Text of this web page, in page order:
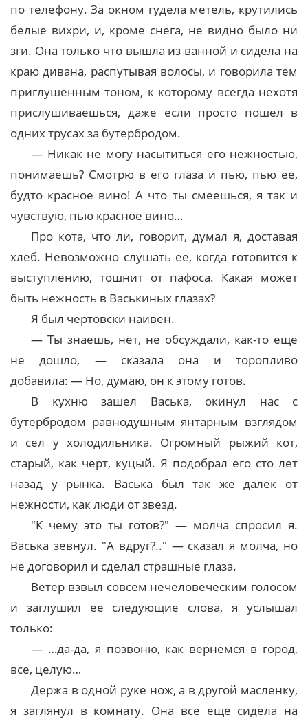
по телефону. За окном гудела метель, крутились
белые вихри, и, кроме снега, не видно было ни
зги. Она только что вышла из ванной и сидела на
краю дивана, распутывая волосы, и говорила тем
приглушенным тоном, к которому всегда нехотя
прислушиваешься, даже если просто пошел в
одних трусах за бутербродом.
— Никак не могу насытиться его нежностью,
понимаешь? Смотрю в его глаза и пью, пью ее,
будто красное вино! А что ты смеешься, я так и
чувствую, пью красное вино…
Про кота, что ли, говорит, думал я, доставая
хлеб. Невозможно слушать ее, когда готовится к
выступлению, тошнит от пафоса. Какая может
быть нежность в Васькиных глазах?
Я был чертовски наивен.
— Ты знаешь, нет, не обсуждали, как-то еще
не дошло, — сказала она и торопливо
добавила: — Но, думаю, он к этому готов.
В кухню зашел Васька, окинул нас с
бутербродом равнодушным янтарным взглядом
и сел у холодильника. Огромный рыжий кот,
старый, как черт, куцый. Я подобрал его сто лет
назад у рынка. Васька был так же далек от
нежности, как люди от звезд.
"К чему это ты готов?" — молча спросил я.
Васька зевнул. "А вдруг?.." — сказал я молча, но
не договорил и сделал страшные глаза.
Ветер взвыл совсем нечеловеческим голосом
и заглушил ее следующие слова, я услышал
только:
— …да-да, я позвоню, как вернемся в город,
все, целую…
Держа в одной руке нож, а в другой масленку,
я заглянул в комнату. Она все еще сидела на